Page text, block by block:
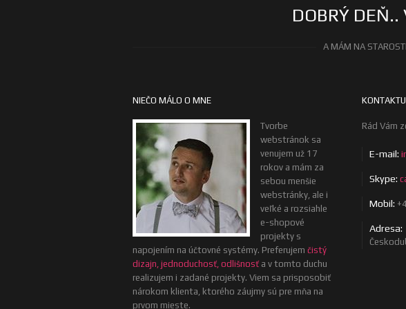
DOBRÝ
A MÁM NA
NIEČO MÁLO O MNE
Tvorbe
webstránok sa
venujem už 17
rokov a mám za
sebou menšie
webstránky, ale i
veľké a rozsiahle
e-shopové
projekty s
napojením na účtovné systémy. Preferujem čistý
dizajn, jednoduchosť, odlišnosť a v tomto duchu
realizujem i zadané projekty. Viem sa prisposobiť
nárokom klienta, ktorého záujmy sú pre mňa na
prvom mieste.
Rád Vám
E-mail:
Skype:
Mobil:
Adresa: